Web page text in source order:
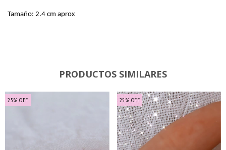
Tamaño: 2.4 cm aprox
PRODUCTOS SIMILARES
25% OFF 25 % OFF